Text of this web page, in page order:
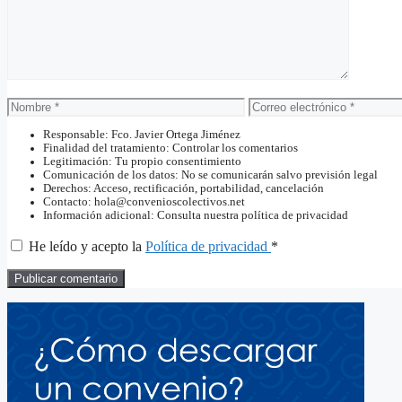
Nombre
Correo
electrónico
Responsable: Fco. Javier Ortega Jiménez
Finalidad del tratamiento: Controlar los comentarios
Legitimación: Tu propio consentimiento
Comunicación de los datos: No se comunicarán salvo previsión legal
Derechos: Acceso, rectificación, portabilidad, cancelación
Contacto: hola@convenioscolectivos.net
Información adicional: Consulta nuestra política de privacidad
He leído y acepto la Política de privacidad *